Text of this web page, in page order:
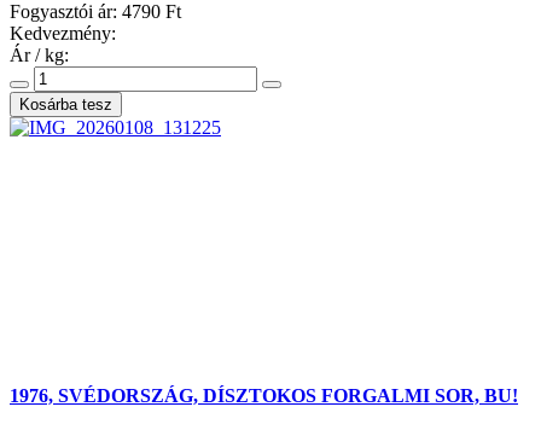
Fogyasztói ár: 4790 Ft
Kedvezmény:
Ár / kg:
1976, SVÉDORSZÁG, DÍSZTOKOS FORGALMI SOR, BU!